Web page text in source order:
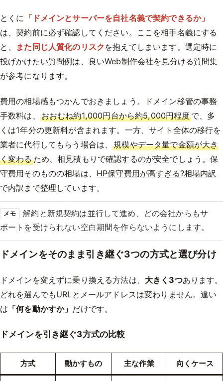
とくに 「ドメインとサーバーを自社名義で契約できるか」
は、契約前に必ず確認してください。ここを相手名義にする
と、
また同じ人質化のリスク を抱えてしまいます。選定時に
投げかけたい質問例は、
良いWeb制作会社を見分ける質問集
が参考になります。
費用の相場感もつかんでおきましょう。ドメイン移管の事務
手数料は、 おおむね約1,000円台から約5,000円程度で、多
くは1年分の更新料が含まれます。一方、サイト全体の移行を
業者に代行してもらう場合は、規模やデータ量で金額が大き
く変わるため、相見積もりで確認するのが安全でしょう。保
守費用そのものの相場は、 HP保守費用が高すぎる?相場内訳
で内訳まで整理しています。
メモ
解約と新規契約は並行して進め、どの会社からもサ
ポートを受けられない空白期間を作らないようにします。
ドメインをそのまま引き継ぐ3つの方式と選び分け
ドメインを変えずに乗り換える方法は、 大きく3つあります。
どれを選んでもURLとメールアドレスは変わりません。違い
は 「何を動かすか」 だけです。
ドメインを引き継ぐ3方式の比較
方式 動かすもの 主な作業 向くケース